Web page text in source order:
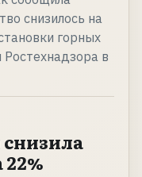
снизилось на
горных
в